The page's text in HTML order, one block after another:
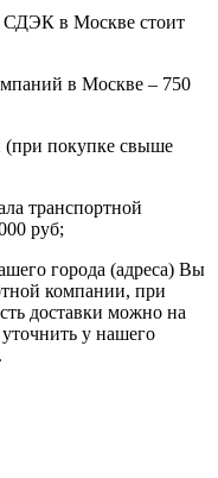
СДЭК в Москве стоит
в Москве – 750
(при покупке свыше
транспортной
руб;
города (адреса) Вы
компании, при
доставки можно на
у нашего